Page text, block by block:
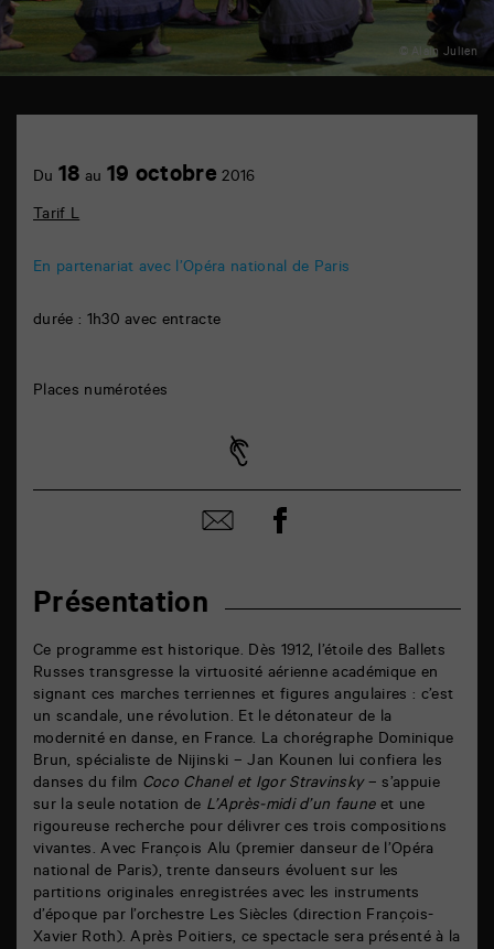
© Alain Julien
Poitiers
Présentation
Ce programme est historique. Dès 1912, l’étoile des Ballets
Russes transgresse la virtuosité aérienne académique en
signant ces marches terriennes et figures angulaires : c’est
un scandale, une révolution. Et le détonateur de la
modernité en danse, en France. La chorégraphe Dominique
Brun, spécialiste de Nijinski – Jan Kounen lui confiera les
danses du film Coco Chanel et Igor Stravinsky– s’appuie
sur la seule notation de L’Après-midi d’un fauneet une
rigoureuse recherche pour délivrer ces trois compositions
vivantes. Avec François Alu (premier danseur de l’Opéra
national de Paris), trente danseurs évoluent sur les
partitions originales enregistrées avec les instruments
d’époque par l’orchestre Les Siècles (direction François-
Xavier Roth). Après Poitiers, ce spectacle sera présenté à la
Achetez
en
Du 18 au 19 octobre 2016
Tarif L
En partenariat avec l’Opéra national de Paris
durée : 1h30 avec entracte
Places numérotées
Partager
par
Partager
sur